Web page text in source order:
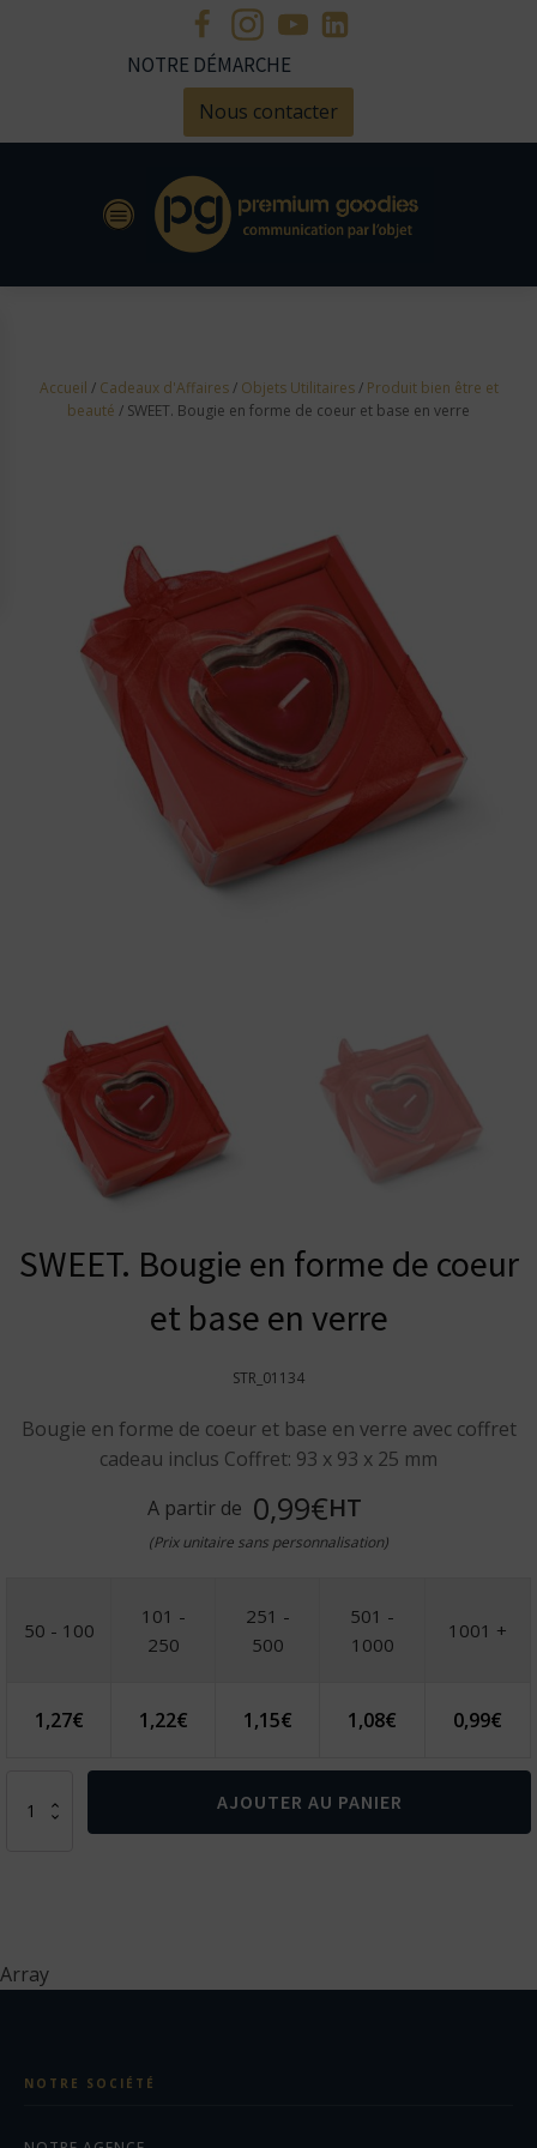
NOTRE DÉMARCHE
Nous contacter
Accueil / Cadeaux d'Affaires/ Objets Utilitaires/ Produit bien être et
beauté / SWEET. Bougie en forme de coeur et base en verre
SWEET. Bougie en forme de coeur
et base en verre
STR_01134
Bougie en forme de coeur et base en verre avec coffret
cadeau inclus Coffret: 93 x 93 x 25 mm
A partir de 0,99€HT
(Prix unitaire sans personnalisation)
50 - 100
101 -
250
251 -
500
501 -
1000
1001 +
1,27€ 1,22€ 1,15€ 1,08€ 0,99€
et
base
AJOUTER AU PANIER
Array
NOTRE SOCIÉTÉ